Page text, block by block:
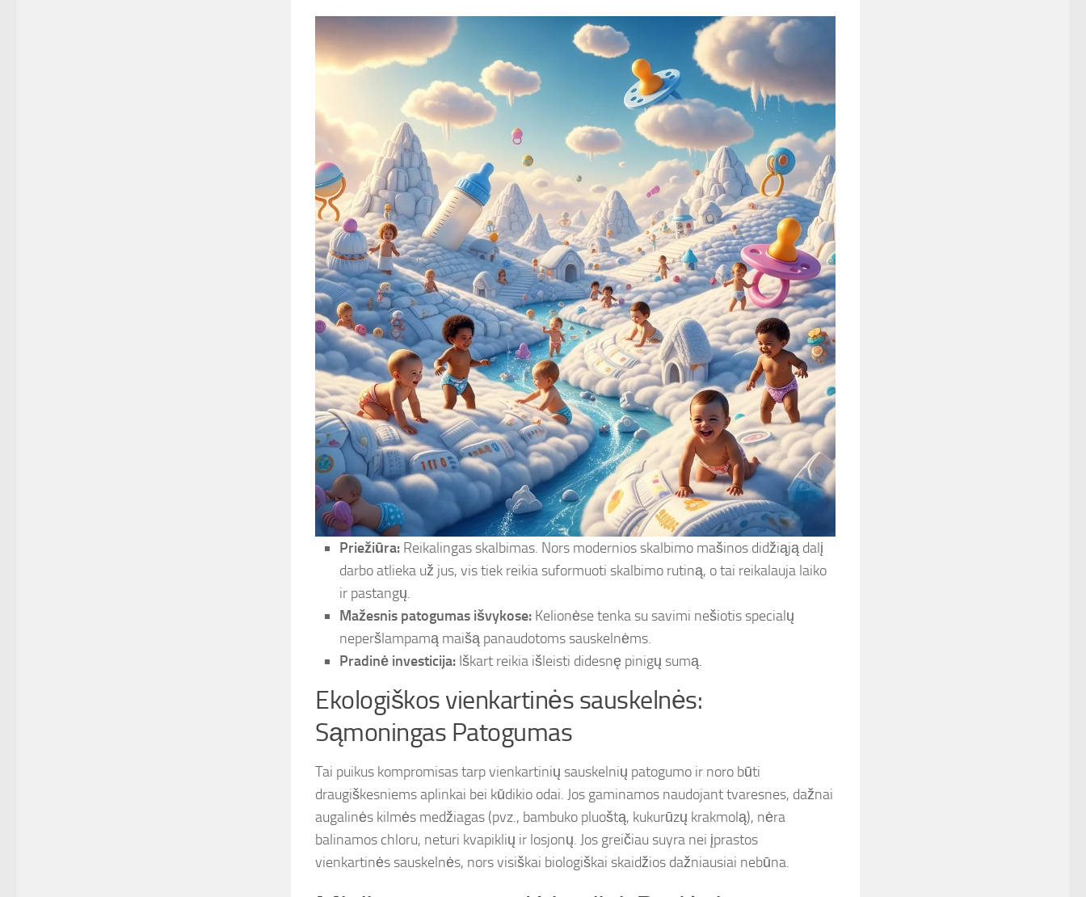
Priežiūra: Reikalingas skalbimas. Nors modernios skalbimo mašinos didžiąją dalį
darbo atlieka už jus, vis tiek reikia suformuoti skalbimo rutiną, o tai reikalauja laiko
ir pastangų.
Mažesnis patogumas išvykose: Kelionėse tenka su savimi nešiotis specialų
neperšlampamą maišą panaudotoms sauskelnėms.
Pradinė investicija: Iškart reikia išleisti didesnę pinigų sumą.
Ekologiškos vienkartinės sauskelnės:
Sąmoningas Patogumas
Tai puikus kompromisas tarp vienkartinių sauskelnių patogumo ir noro būti
draugiškesniems aplinkai bei kūdikio odai. Jos gaminamos naudojant tvaresnes, dažnai
augalinės kilmės medžiagas (pvz., bambuko pluoštą, kukurūzų krakmolą), nėra
balinamos chloru, neturi kvapiklių ir losjonų. Jos greičiau suyra nei įprastos
vienkartinės sauskelnės, nors visiškai biologiškai skaidžios dažniausiai nebūna.